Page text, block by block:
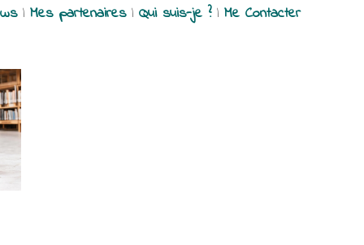
| Mes partenaires| Qui suis-je ?| Me Contacter